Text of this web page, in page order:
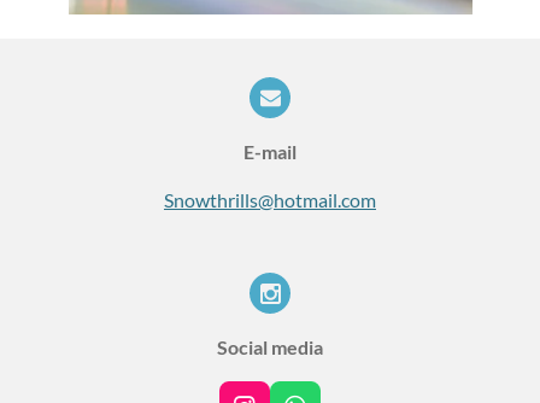
E-mail
Snowthrills@hotmail.com
Social media